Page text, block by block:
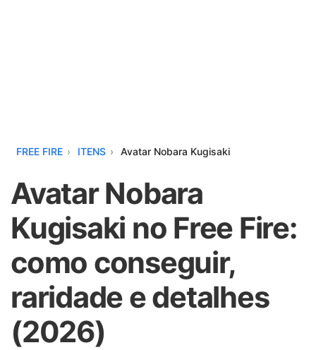
FREE FIRE ITENS Avatar Nobara Kugisaki
Avatar Nobara
Kugisaki no Free Fire:
como conseguir,
raridade e detalhes
(2026)